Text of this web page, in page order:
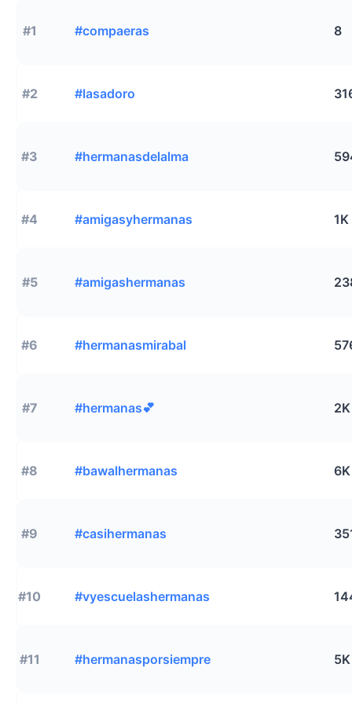
#1 #compaeras 8
#2 #lasadoro
#3 #hermanasdelalma
#4 #amigasyhermanas 1K
#5 #amigashermanas
#6 #hermanasmirabal
#7 #hermanas💕 2K
#8 #bawalhermanas 6K
#9 #casihermanas
#10 #vyescuelashermanas
#11 #hermanasporsiempre 5K